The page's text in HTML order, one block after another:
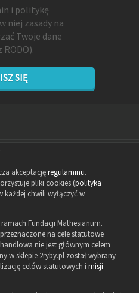
i politykę
niej zasady na
Twoje dane
SIĘ
akceptacjęregulaminu.
pliki cookies (polityka
każdej chwili wyłączyć w
Fundacji Mathesianum.
na cele statutowe
nie jest głównym celem
w sklepie 2ryby.pl został wybrany
celów statutowych i misji